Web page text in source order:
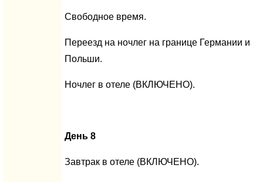
Свободное время.
Переезд на ночлег на границе Германии и
Польши.
Ночлег в отеле (ВКЛЮЧЕНО).
День 8
Завтрак в отеле (ВКЛЮЧЕНО).